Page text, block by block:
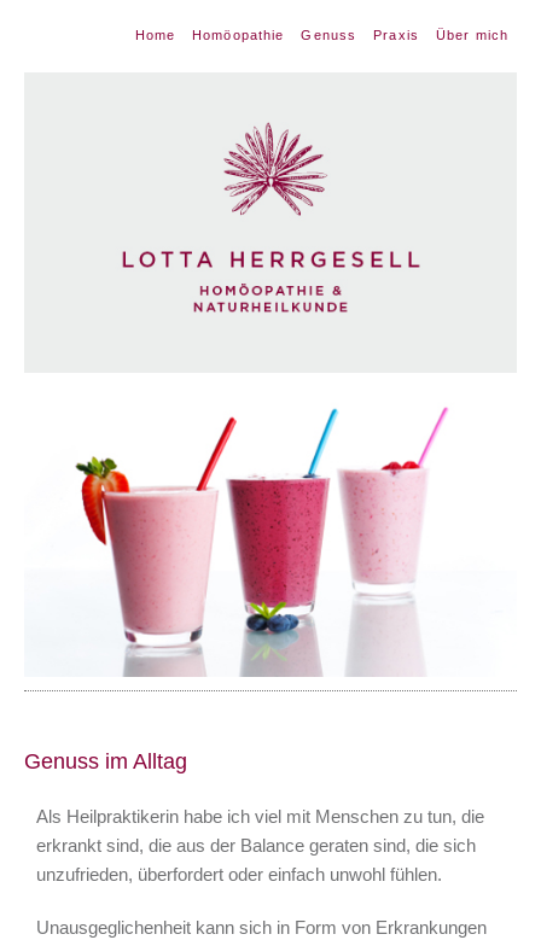
Home Homöopathie Genuss Praxis Über mich
Genuss im Alltag
Als Heilpraktikerin habe ich viel mit Menschen zu tun, die
erkrankt sind, die aus der Balance geraten sind, die sich
unzufrieden, überfordert oder einfach unwohl fühlen.
Unausgeglichenheit kann sich in Form von Erkrankungen